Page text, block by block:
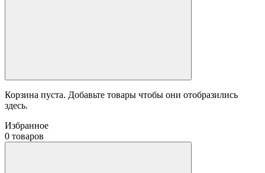
Корзина пуста. Добавьте товары чтобы они отобразились
здесь.
Избранное
0 товаров